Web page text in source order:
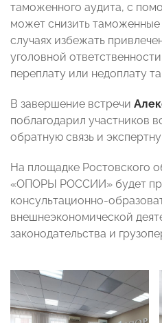
таможенного аудита, с
может снизить
случаях избежать
уголовной
переплату или недоплату
В завершение встречи
поблагодарил участников
обратную связь и
На площадке Ростовского
«ОПОРЫ РОССИИ» будет
консультационно-
внешнеэкономической
законодательства и